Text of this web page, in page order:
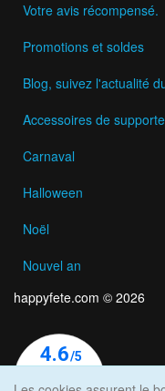
Votre avis récompensé.
Promotions et soldes
Blog, suivez l'actualité
Accessoires de
Carnaval
Halloween
Noël
Nouvel an
happyfete.com © 2026